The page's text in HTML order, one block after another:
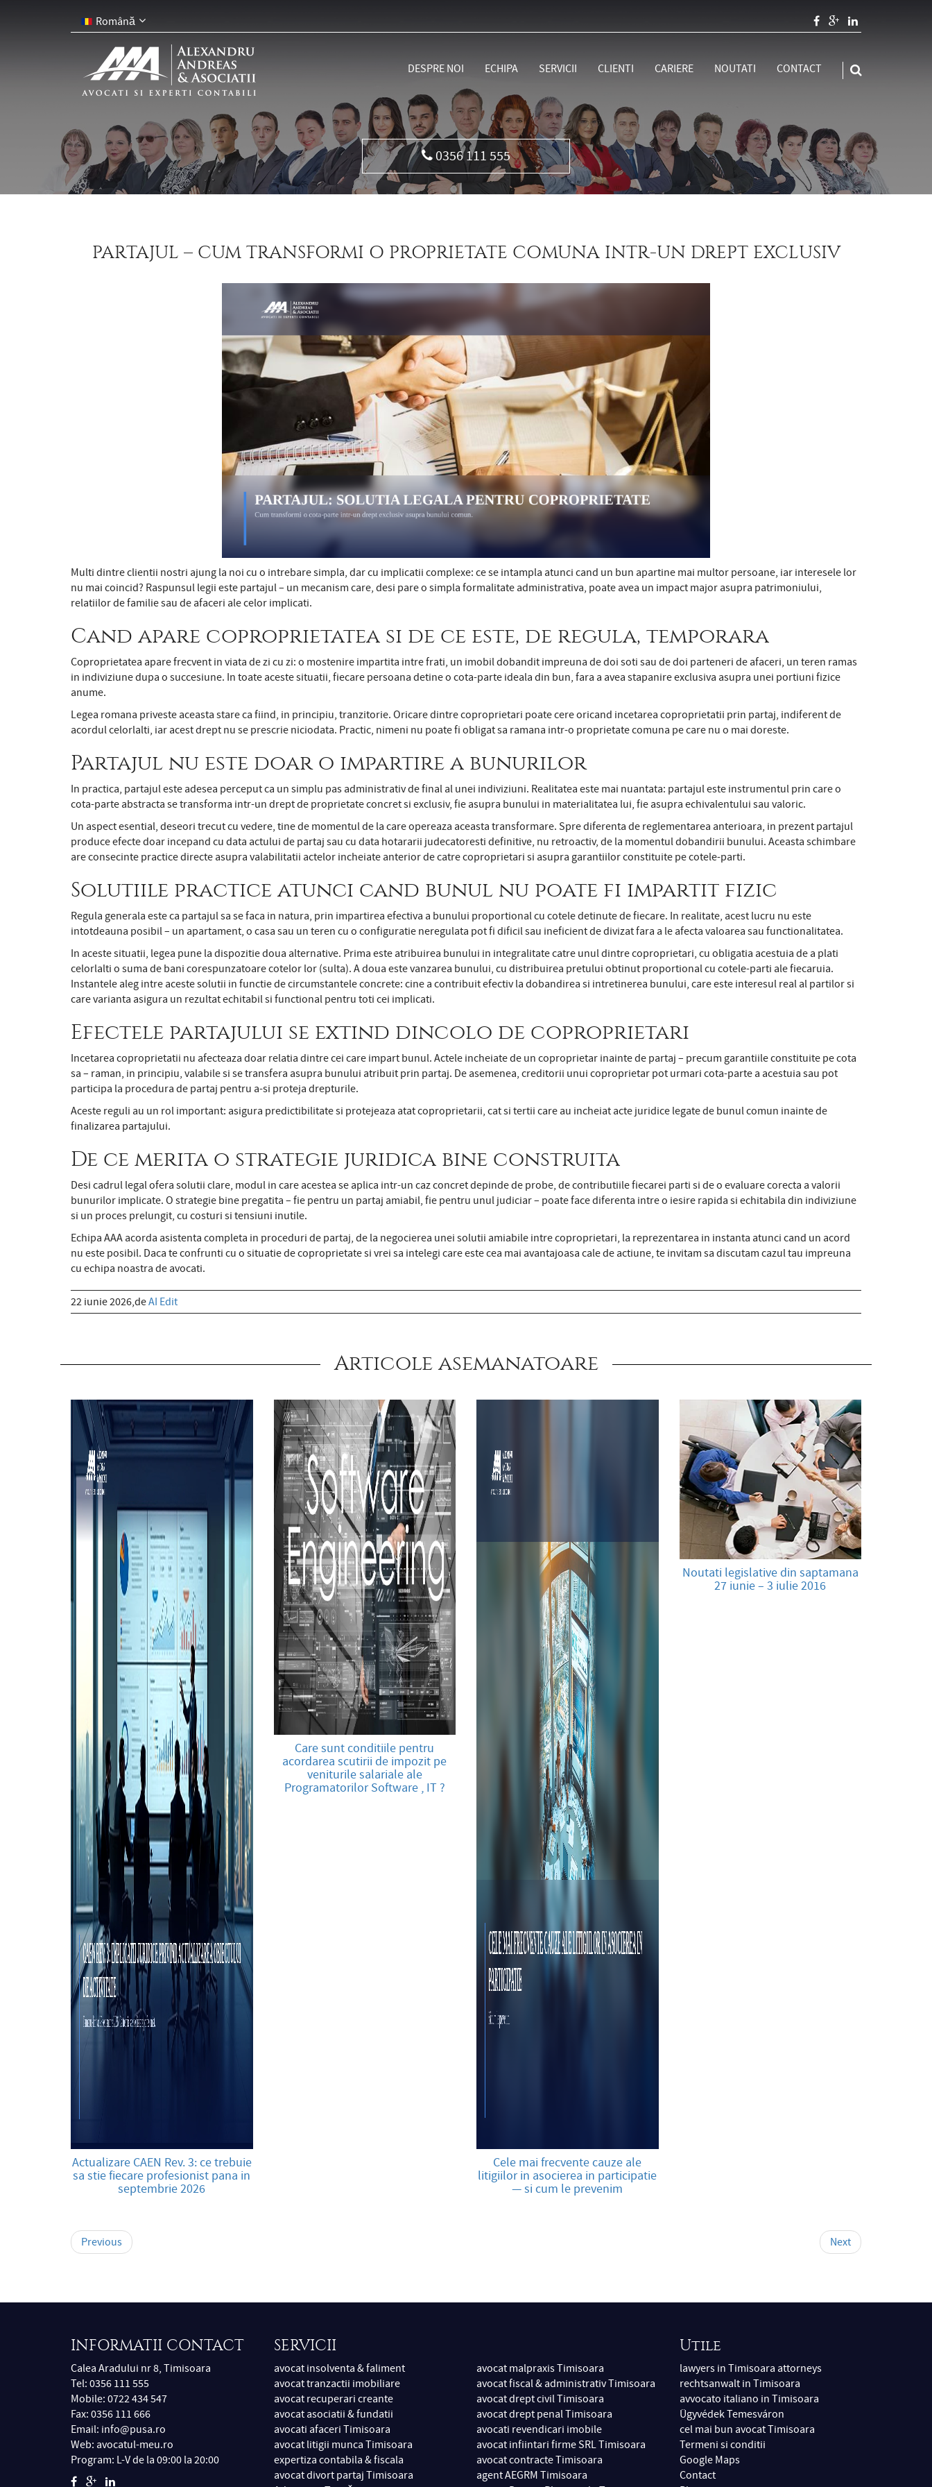
Română
DESPRE NOI ECHIPA SERVICII CLIENTI CARIERE NOUTATI CONTACT 
Vorbeste acum cu un Avocat
PARTAJUL – CUM TRANSFORMI O PROPRIETATE COMUNA INTR-UN DREPT EXCLUSIV
Multi dintre clientii nostri ajung la noi cu o intrebare simpla, dar cu implicatii complexe: ce se intampla atunci cand un bun apartine mai multor persoane, iar interesele lor
nu mai coincid? Raspunsul legii este partajul – un mecanism care, desi pare o simpla formalitate administrativa, poate avea un impact major asupra patrimoniului,
relatiilor de familie sau de afaceri ale celor implicati.
Cand apare coproprietatea si de ce este, de regula, temporara
Coproprietatea apare frecvent in viata de zi cu zi: o mostenire impartita intre frati, un imobil dobandit impreuna de doi soti sau de doi parteneri de afaceri, un teren ramas
in indiviziune dupa o succesiune. In toate aceste situatii, fiecare persoana detine o cota-parte ideala din bun, fara a avea stapanire exclusiva asupra unei portiuni fizice
anume.
Legea romana priveste aceasta stare ca fiind, in principiu, tranzitorie. Oricare dintre coproprietari poate cere oricand incetarea coproprietatii prin partaj, indiferent de
acordul celorlalti, iar acest drept nu se prescrie niciodata. Practic, nimeni nu poate fi obligat sa ramana intr-o proprietate comuna pe care nu o mai doreste.
Partajul nu este doar o impartire a bunurilor
In practica, partajul este adesea perceput ca un simplu pas administrativ de final al unei indiviziuni. Realitatea este mai nuantata: partajul este instrumentul prin care o
cota-parte abstracta se transforma intr-un drept de proprietate concret si exclusiv, fie asupra bunului in materialitatea lui, fie asupra echivalentului sau valoric.
Un aspect esential, deseori trecut cu vedere, tine de momentul de la care opereaza aceasta transformare. Spre diferenta de reglementarea anterioara, in prezent partajul
produce efecte doar incepand cu data actului de partaj sau cu data hotararii judecatoresti definitive, nu retroactiv, de la momentul dobandirii bunului. Aceasta schimbare
are consecinte practice directe asupra valabilitatii actelor incheiate anterior de catre coproprietari si asupra garantiilor constituite pe cotele-parti.
Solutiile practice atunci cand bunul nu poate fi impartit fizic
Regula generala este ca partajul sa se faca in natura, prin impartirea efectiva a bunului proportional cu cotele detinute de fiecare. In realitate, acest lucru nu este
intotdeauna posibil – un apartament, o casa sau un teren cu o configuratie neregulata pot fi dificil sau ineficient de divizat fara a le afecta valoarea sau functionalitatea.
In aceste situatii, legea pune la dispozitie doua alternative. Prima este atribuirea bunului in integralitate catre unul dintre coproprietari, cu obligatia acestuia de a plati
celorlalti o suma de bani corespunzatoare cotelor lor (sulta). A doua este vanzarea bunului, cu distribuirea pretului obtinut proportional cu cotele-parti ale fiecaruia.
Instantele aleg intre aceste solutii in functie de circumstantele concrete: cine a contribuit efectiv la dobandirea si intretinerea bunului, care este interesul real al partilor si
care varianta asigura un rezultat echitabil si functional pentru toti cei implicati.
Efectele partajului se extind dincolo de coproprietari
Incetarea coproprietatii nu afecteaza doar relatia dintre cei care impart bunul. Actele incheiate de un coproprietar inainte de partaj – precum garantiile constituite pe cota
sa – raman, in principiu, valabile si se transfera asupra bunului atribuit prin partaj. De asemenea, creditorii unui coproprietar pot urmari cota-parte a acestuia sau pot
participa la procedura de partaj pentru a-si proteja drepturile.
Aceste reguli au un rol important: asigura predictibilitate si protejeaza atat coproprietarii, cat si tertii care au incheiat acte juridice legate de bunul comun inainte de
finalizarea partajului.
De ce merita o strategie juridica bine construita
Desi cadrul legal ofera solutii clare, modul in care acestea se aplica intr-un caz concret depinde de probe, de contributiile fiecarei parti si de o evaluare corecta a valorii
bunurilor implicate. O strategie bine pregatita – fie pentru un partaj amiabil, fie pentru unul judiciar – poate face diferenta intre o iesire rapida si echitabila din indiviziune
si un proces prelungit, cu costuri si tensiuni inutile.
Echipa AAA acorda asistenta completa in proceduri de partaj, de la negocierea unei solutii amiabile intre coproprietari, la reprezentarea in instanta atunci cand un acord
nu este posibil. Daca te confrunti cu o situatie de coproprietate si vrei sa intelegi care este cea mai avantajoasa cale de actiune, te invitam sa discutam cazul tau impreuna
cu echipa noastra de avocati.
22 iunie 2026,deAI Edit
Articole asemanatoare
Actualizare CAEN Rev. 3: ce trebuie
sa stie fiecare profesionist pana in
septembrie 2026
Care sunt conditiile pentru
acordarea scutirii de impozit pe
veniturile salariale ale
Programatorilor Software , IT ?
Cele mai frecvente cauze ale
litigiilor in asocierea in participatie
— si cum le prevenim
Noutati legislative din saptamana
27 iunie – 3 iulie 2016
Previous Next
INFORMATII CONTACT
Calea Aradului nr 8, Timisoara
Tel: 0356 111 555
Mobile: 0722 434 547
Fax: 0356 111 666
Email: info@pusa.ro
Web: avocatul-meu.ro
Program: L-V de la 09:00 la 20:00
SERVICII
avocat insolventa & faliment
avocat tranzactii imobiliare
avocat recuperari creante
avocat asociatii & fundatii
avocati afaceri Timisoara
avocat litigii munca Timisoara
expertiza contabila & fiscala
avocat divort partaj Timisoara
avocat malpraxis Timisoara
avocat fiscal & administrativ Timisoara
avocat drept civil Timisoara
avocat drept penal Timisoara
avocati revendicari imobile
avocat infiintari firme SRL Timisoara
avocat contracte Timisoara
agent AEGRM Timisoara
Utile
lawyers in Timisoara attorneys
rechtsanwalt in Timisoara
avvocato italiano in Timisoara
Ügyvédek Temesváron
cel mai bun avocat Timisoara
Termeni si conditii
Google Maps
Contact